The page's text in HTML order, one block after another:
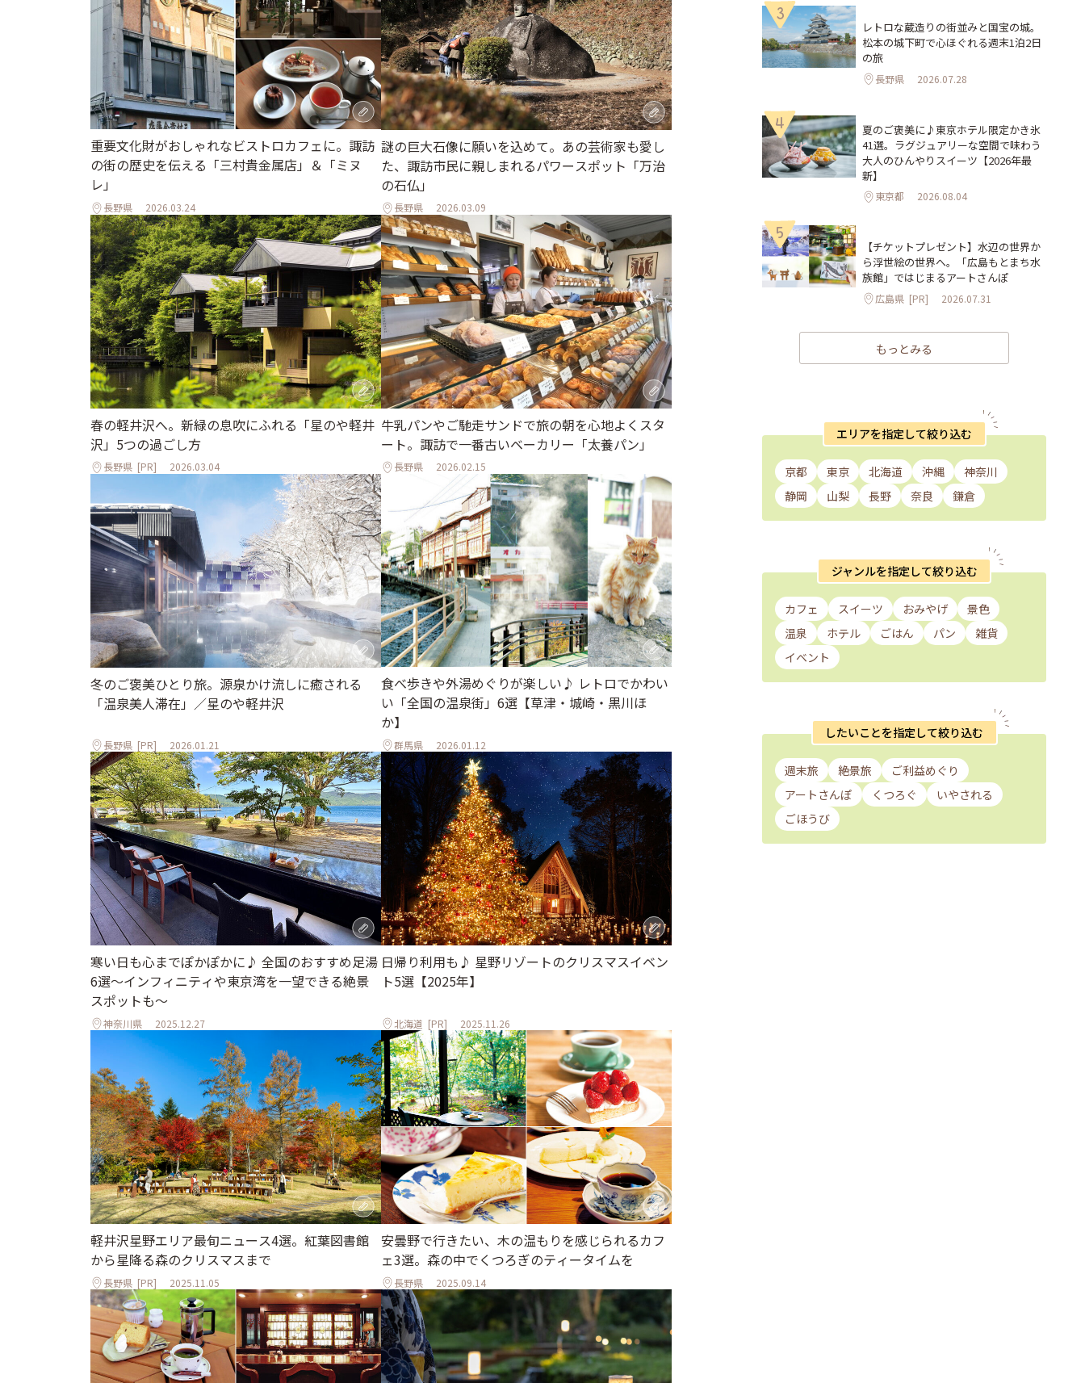
重要文化財がおしゃれなビストロカフェに。諏訪
の街の歴史を伝える「三村貴金属店」＆「ミヌ
レ」
長野県 2026.03.24
謎の巨大石像に願いを込めて。あの芸術家も愛し
た、諏訪市民に親しまれるパワースポット「万治
の石仏」
長野県 2026.03.09
春の軽井沢へ。新緑の息吹にふれる「星のや軽井
沢」5つの過ごし方
長野県 [PR] 2026.03.04
牛乳パンやご馳走サンドで旅の朝を心地よくスタ
ート。諏訪で一番古いベーカリー「太養パン」
長野県 2026.02.15
冬のご褒美ひとり旅。源泉かけ流しに癒される
「温泉美人滞在」／星のや軽井沢
長野県 [PR] 2026.01.21
食べ歩きや外湯めぐりが楽しい♪ レトロでかわい
い「全国の温泉街」6選【草津・城崎・黒川ほ
か】
群馬県 2026.01.12
寒い日も心までぽかぽかに♪ 全国のおすすめ足湯
6選～インフィニティや東京湾を一望できる絶景
スポットも～
神奈川県 2025.12.27
日帰り利用も♪ 星野リゾートのクリスマスイベン
ト5選【2025年】
北海道 [PR] 2025.11.26
軽井沢星野エリア最旬ニュース4選。紅葉図書館
から星降る森のクリスマスまで
長野県 [PR] 2025.11.05
安曇野で行きたい、木の温もりを感じられるカフ
ェ3選。森の中でくつろぎのティータイムを
長野県 2025.09.14
3
レトロな蔵造りの街並みと国宝の城。
松本の城下町で心ほぐれる週末1泊2日
の旅
長野県 2026.07.28
4
夏のご褒美に♪東京ホテル限定かき氷
41選。ラグジュアリーな空間で味わう
大人のひんやりスイーツ【2026年最
新】
東京都 2026.08.04
5
【チケットプレゼント】水辺の世界か
ら浮世絵の世界へ。「広島もとまち水
族館」ではじまるアートさんぽ
広島県 [PR] 2026.07.31
もっとみる
エリアを指定して絞り込む
京都 東京 北海道 沖縄
神奈川
静岡
山梨 長野 奈良 鎌倉
ジャンルを指定して絞り込む
カフェ スイーツ おみやげ
景色
温泉
ホテル ごはん パン
雑貨
イベント
したいことを指定して絞り込む
週末旅 絶景旅
ご利益めぐり
アートさんぽ
くつろぐ
いやされる
ごほうび